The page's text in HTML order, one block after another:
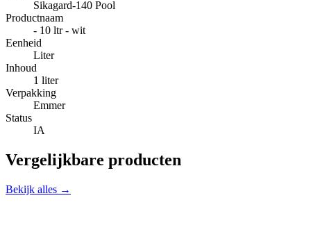
Sikagard-140 Pool
Productnaam
- 10 ltr - wit
Eenheid
Liter
Inhoud
1 liter
Verpakking
Emmer
Status
IA
Vergelijkbare producten
Bekijk alles →